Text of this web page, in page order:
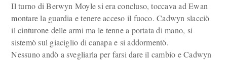
Il turno di Berwyn Moyle si era concluso, toccava ad Ewan
montare la guardia e tenere acceso il fuoco. Cadwyn slacciò
il cinturone delle armi ma le tenne a portata di mano, si
sistemò sul giaciglio di canapa e si addormentò.
Nessuno andò a svegliarla per farsi dare il cambio e Cadwyn